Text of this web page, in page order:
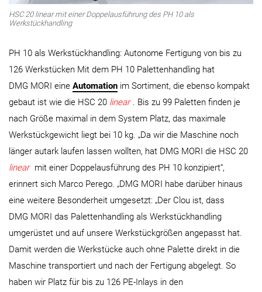
HSC 20 linear mit einer Doppelausführung des PH 10 als
Werkstückhandling
PH 10 als Werkstückhandling: Autonome Fertigung von bis zu
126 Werkstücken Mit dem PH 10 Palettenhandling hat
DMG MORI eine Automation im Sortiment, die ebenso kompakt
gebaut ist wie die HSC 20 linear . Bis zu 99 Paletten finden je
nach Größe maximal in dem System Platz, das maximale
Werkstückgewicht liegt bei 10 kg. „Da wir die Maschine noch
länger autark laufen lassen wollten, hat DMG MORI die HSC 20
linear mit einer Doppelausführung des PH 10 konzipiert“,
erinnert sich Marco Perego. „DMG MORI habe darüber hinaus
eine weitere Besonderheit umgesetzt: „Der Clou ist, dass
DMG MORI das Palettenhandling als Werkstückhandling
umgerüstet und auf unsere Werkstückgrößen angepasst hat.
Damit werden die Werkstücke auch ohne Palette direkt in die
Maschine transportiert und nach der Fertigung abgelegt. So
haben wir Platz für bis zu 126 PE-Inlays in den